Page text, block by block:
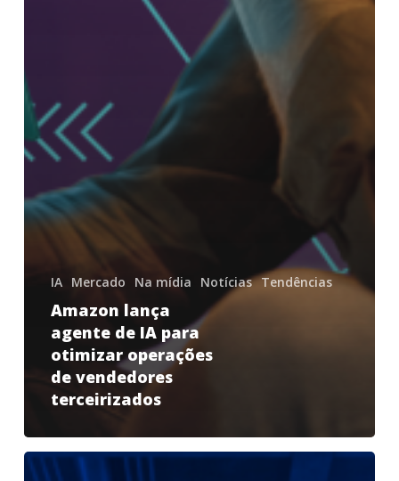
IA Mercado Na mídia Notícias Tendências
Amazon lança
agente de IA para
otimizar operações
de vendedores
terceirizados